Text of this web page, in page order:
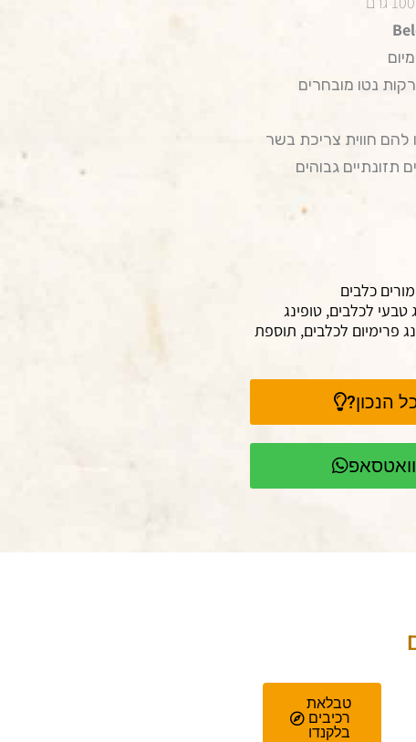
נטו מובחרים
להם חווית צריכת בשר
תזונתיים גבוהים
כלבים
טבעי לכלבים, טופינג
פרימיום לכלבים, תוספת
הנכון?
טבלאת
רכיבים
בלקנדו